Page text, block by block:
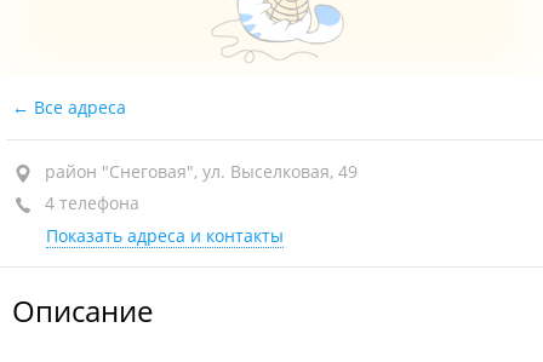
Все адреса
район "Снеговая", ул. Выселковая, 49
4 телефона
Показать адреса и контакты
Описание